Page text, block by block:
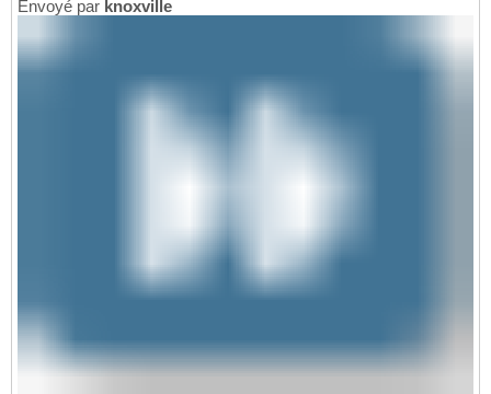
Envoyé par knoxville